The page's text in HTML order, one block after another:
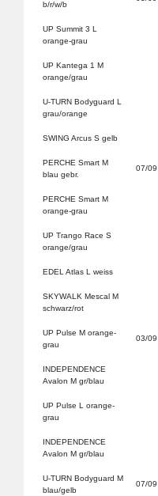
b/r/w/b
UP Summit 3 L
orange-grau
UP Kantega 1 M
orange/grau
U-TURN Bodyguard L
grau/orange
SWING Arcus S gelb
PERCHE Smart M
blau gebr.
07/09
PERCHE Smart M
orange-grau
UP Trango Race S
orange/grau
EDEL Atlas L weiss
SKYWALK Mescal M
schwarz/rot
UP Pulse M orange-
grau
03/09
INDEPENDENCE
Avalon M gr/blau
UP Pulse L orange-
grau
INDEPENDENCE
Avalon M gr/blau
U-TURN Bodyguard M
blau/gelb
07/09